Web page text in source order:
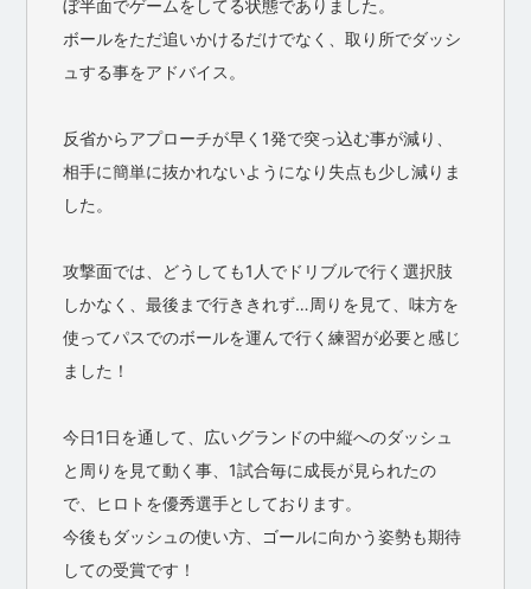
ぼ半面でゲームをしてる状態でありました。
ボールをただ追いかけるだけでなく、取り所でダッシ
ュする事をアドバイス。
反省からアプローチが早く1発で突っ込む事が減り、
相手に簡単に抜かれないようになり失点も少し減りま
した。
攻撃面では、どうしても1人でドリブルで行く選択肢
しかなく、最後まで行ききれず…周りを見て、味方を
使ってパスでのボールを運んで行く練習が必要と感じ
ました！
今日1日を通して、広いグランドの中縦へのダッシュ
と周りを見て動く事、1試合毎に成長が見られたの
で、ヒロトを優秀選手としております。
今後もダッシュの使い方、ゴールに向かう姿勢も期待
しての受賞です！